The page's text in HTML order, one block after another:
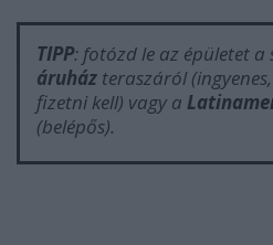
TIPP: fotózd le az épületet a
áruház teraszáról
fizetni kell) vagy a
(belépős).